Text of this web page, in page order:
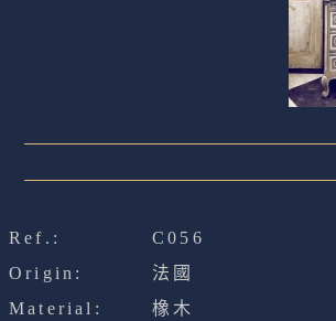
Ref.:
C056
Origin:
法國
Material:
橡木